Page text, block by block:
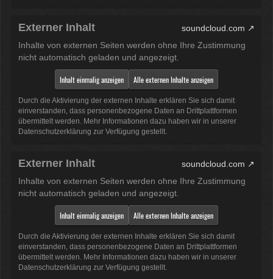
Externer Inhalt
soundcloud.com
Inhalte von externen Seiten werden ohne Ihre Zustimmung
nicht automatisch geladen und angezeigt.
Inhalt einmalig anzeigen Alle externen Inhalte anzeigen
Durch die Aktivierung der externen Inhalte erklären Sie sich damit
einverstanden, dass personenbezogene Daten an Drittplattformen
übermittelt werden. Mehr Informationen dazu haben wir in unserer
Datenschutzerklärung zur Verfügung gestellt.
Externer Inhalt
soundcloud.com
Inhalte von externen Seiten werden ohne Ihre Zustimmung
nicht automatisch geladen und angezeigt.
Inhalt einmalig anzeigen Alle externen Inhalte anzeigen
Durch die Aktivierung der externen Inhalte erklären Sie sich damit
einverstanden, dass personenbezogene Daten an Drittplattformen
übermittelt werden. Mehr Informationen dazu haben wir in unserer
Datenschutzerklärung zur Verfügung gestellt.